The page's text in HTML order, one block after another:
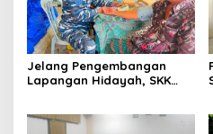
Jelang Pengembangan
Lapangan Hidayah, SKK
Nelayan Sampang